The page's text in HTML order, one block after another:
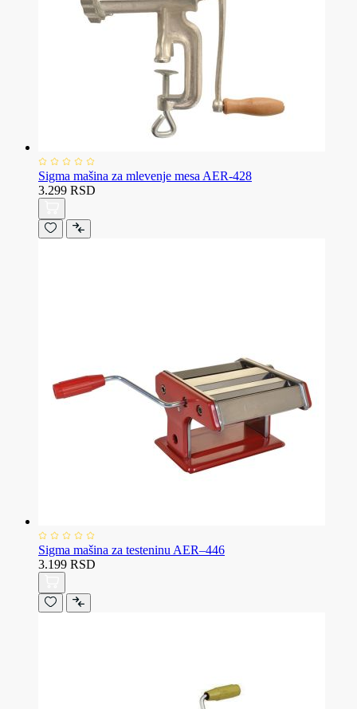
Sigma mašina za mlevenje mesa AER-428
3.299 RSD
Sigma mašina za testeninu AER–446
3.199 RSD